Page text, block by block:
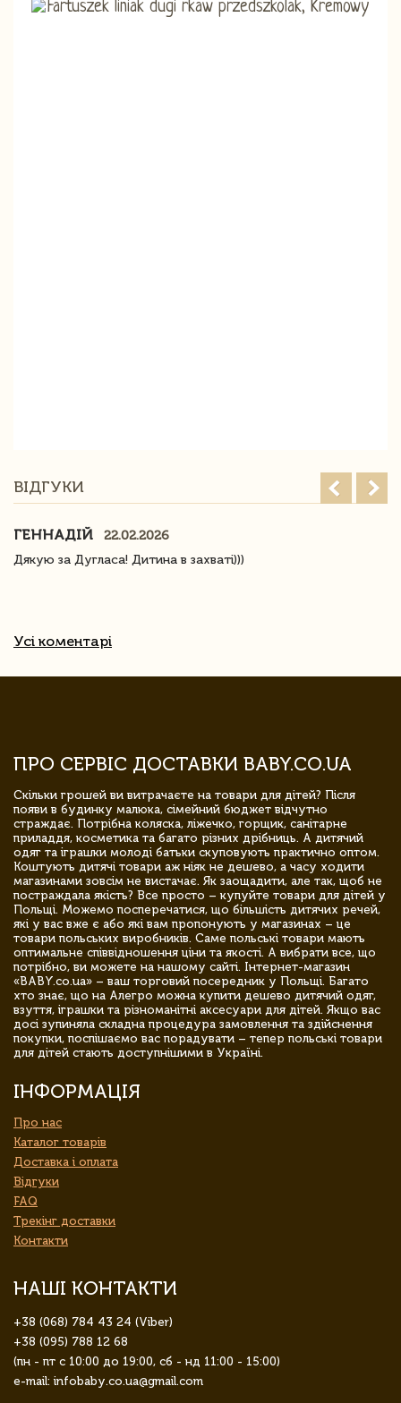
ВІДГУКИ
ГЕННАДІЙ
22.02.2026
Дякую за Дугласа! Дитина в захваті)))
Усі коментарі
ПРО СЕРВІС ДОСТАВКИ BABY.CO.UA
Скільки грошей ви витрачаєте на товари для дітей? Після
появи в будинку малюка, сімейний бюджет відчутно
страждає. Потрібна коляска, ліжечко, горщик, санітарне
приладдя, косметика та багато різних дрібниць. А дитячий
одяг та іграшки молоді батьки скуповують практично оптом.
Коштують дитячі товари аж ніяк не дешево, а часу ходити
магазинами зовсім не вистачає. Як заощадити, але так, щоб не
постраждала якість? Все просто – купуйте товари для дітей у
Польщі. Можемо посперечатися, що більшість дитячих речей,
які у вас вже є або які вам пропонують у магазинах – це
товари польських виробників. Саме польські товари мають
оптимальне співвідношення ціни та якості. А вибрати все, що
потрібно, ви можете на нашому сайті. Інтернет-магазин
«BABY.co.ua» – ваш торговий посередник у Польщі. Багато
хто знає, що на Алегро можна купити дешево дитячий одяг,
взуття, іграшки та різноманітні аксесуари для дітей. Якщо вас
досі зупиняла складна процедура замовлення та здійснення
покупки, поспішаємо вас порадувати – тепер польські товари
для дітей стають доступнішими в Україні.
ІНФОРМАЦІЯ
Про нас
Каталог товарів
Доставка і оплата
Відгуки
FAQ
Трекінг доставки
Контакти
НАШІ КОНТАКТИ
+38 (068) 784 43 24 (Viber)
+38 (095) 788 12 68
(пн - пт с 10:00 до 19:00, сб - нд 11:00 - 15:00)
e-mail: infobaby.co.ua@gmail.com